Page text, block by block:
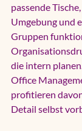
passende
Umgebung und
Gruppen
die intern
Office
profitieren
Detail selbst